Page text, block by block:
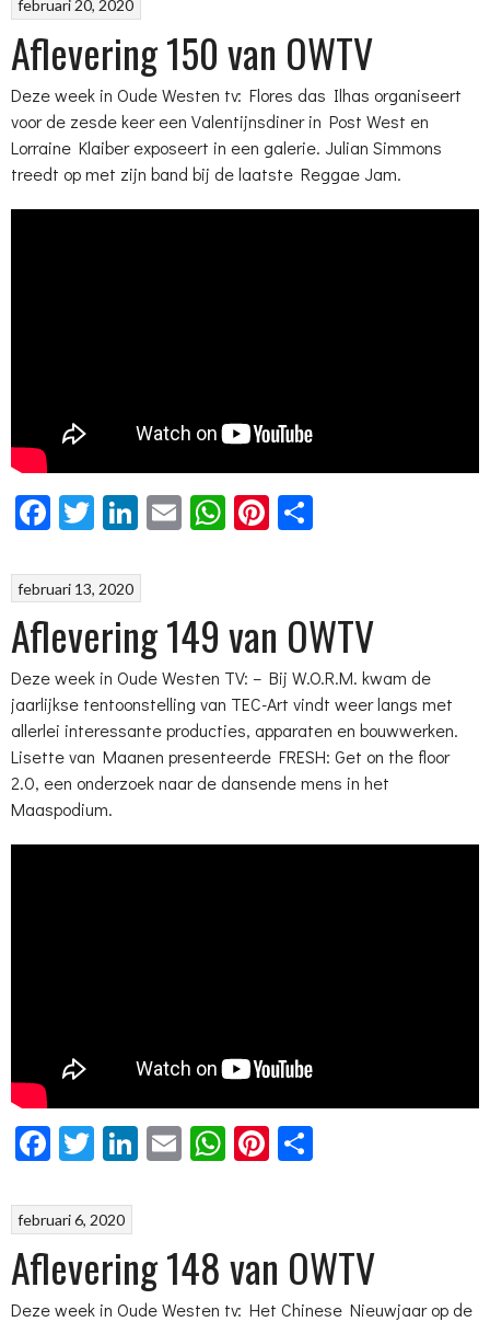
februari 20, 2020
Aflevering 150 van OWTV
Deze week in Oude Westen tv: Flores das Ilhas organiseert
voor de zesde keer een Valentijnsdiner in Post West en
Lorraine Klaiber exposeert in een galerie. Julian Simmons
treedt op met zijn band bij de laatste Reggae Jam.
Facebook
Twitter
LinkedIn
EmailWhatsApp
Pinterest
februari 13, 2020
Aflevering 149 van OWTV
Deze week in Oude Westen TV: – Bij W.O.R.M. kwam de
jaarlijkse tentoonstelling van TEC-Art vindt weer langs met
allerlei interessante producties, apparaten en bouwwerken.
Lisette van Maanen presenteerde FRESH: Get on the floor
2.0, een onderzoek naar de dansende mens in het
Maaspodium.
Facebook
Twitter
LinkedIn
EmailWhatsApp
Pinterest
februari 6, 2020
Aflevering 148 van OWTV
Deze week in Oude Westen tv: Het Chinese Nieuwjaar op de